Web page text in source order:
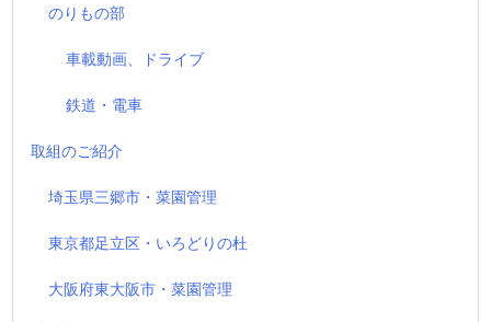
のりもの部
車載動画、ドライブ
鉄道・電車
取組のご紹介
埼玉県三郷市・菜園管理
東京都足立区・いろどりの杜
大阪府東大阪市・菜園管理